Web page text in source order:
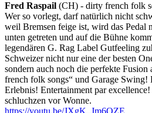
Fred Raspail (CH) - dirty french folk
Wer so vorlegt, darf natürlich nicht
weil Bremsen feige ist, wird das Pedal
unten getreten und auf die Bühne
legendären G. Rag Label Gutfeeling
Schweizer nicht nur eine der besten
sondern auch noch die perfekte
french folk songs“ und Garage
Erlebnis! Entertainment par
schluchzen vor Wonne.